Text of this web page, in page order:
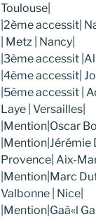
Toulouse|
|2ème accessit|
| Metz | Nancy|
|3ème accessit
|4ème accessit|
|5ème accessit |
Laye | Versailles|
|Mention|Oscar
Provence| Aix-
|Mention|Marc
Valbonne | Nice|
|Mention|Gaà«l